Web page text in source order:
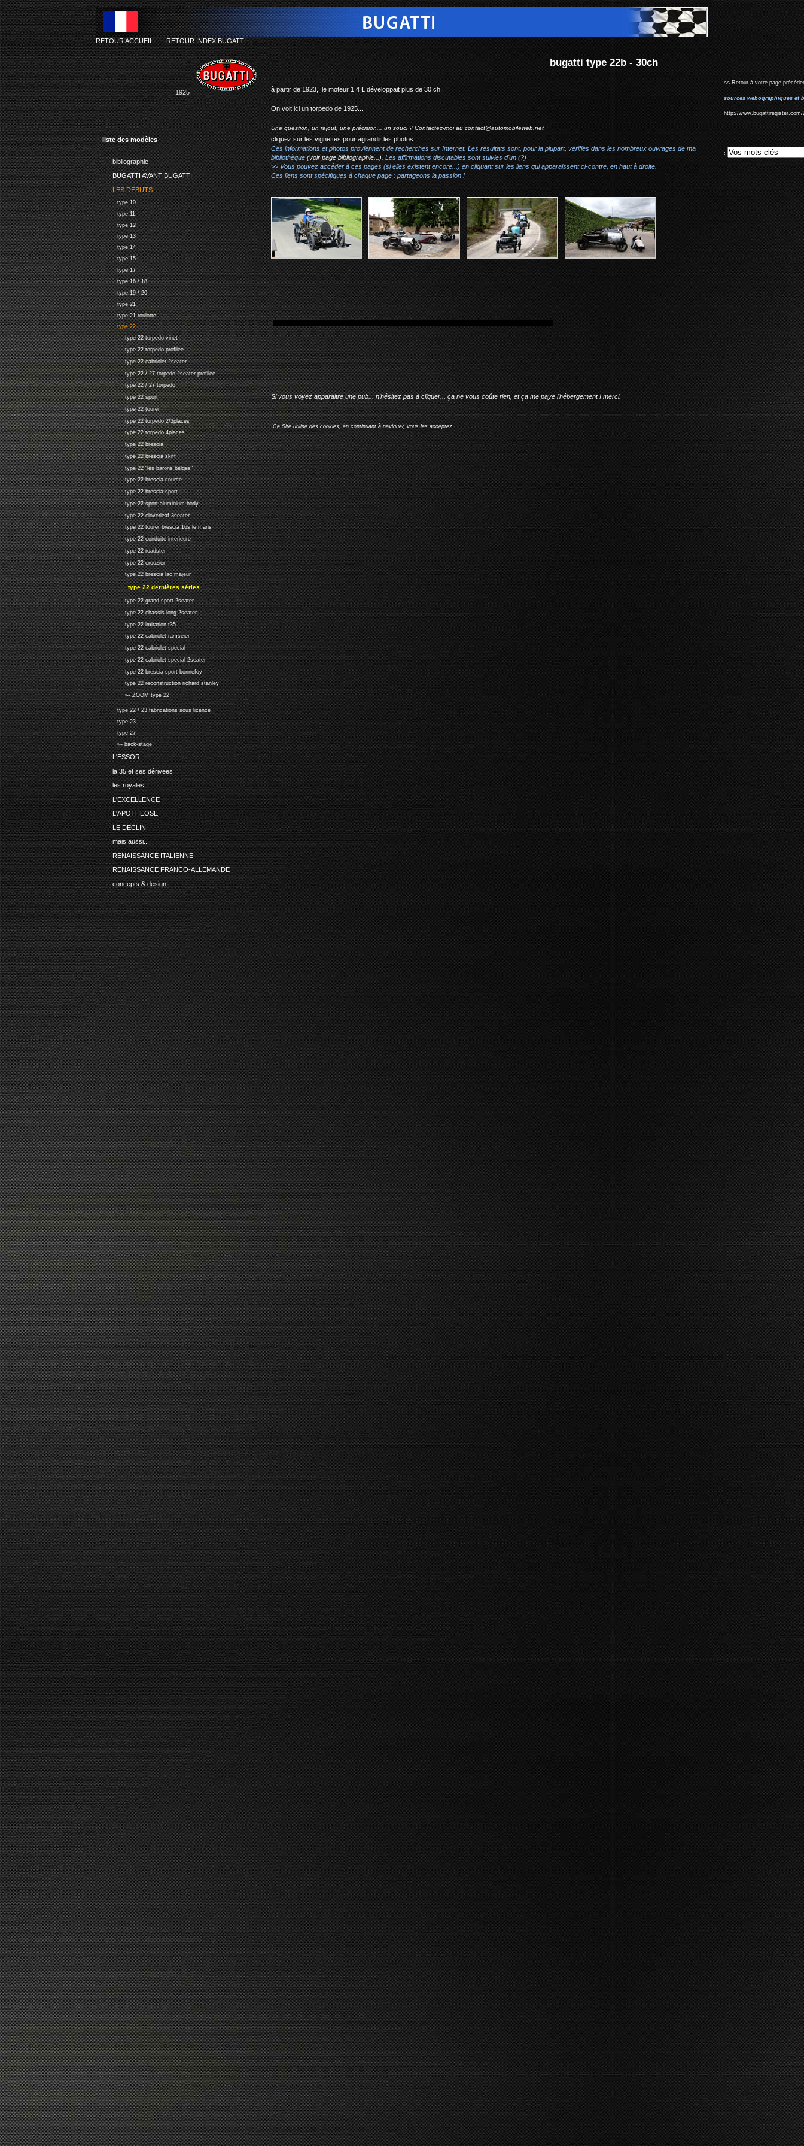
liste des modèles
bibliographie
BUGATTI AVANT BUGATTI
LES DEBUTS
type 10
type 11
type 12
type 13
type 14
type 15
type 17
type 16 / 18
type 19 / 20
type 21
type 21 roulotte
type 22
type 22 torpedo vinet
type 22 torpedo profilee
type 22 cabriolet 2seater
type 22 / 27 torpedo 2seater profilee
type 22 / 27 torpedo
type 22 sport
type 22 tourer
type 22 torpedo 2/3places
type 22 torpedo 4places
type 22 brescia
type 22 brescia skiff
type 22 "les barons belges"
type 22 brescia course
type 22 brescia sport
type 22 sport aluminium body
type 22 cloverleaf 3seater
type 22 tourer brescia 16s le mans
type 22 conduite interieure
type 22 roadster
type 22 crouzier
type 22 brescia lac majeur
type 22 dernières séries
type 22 grand-sport 2seater
type 22 chassis long 2seater
type 22 imitation t35
type 22 cabriolet ramseier
type 22 cabriolet special
type 22 cabriolet special 2seater
type 22 brescia sport bonnefoy
type 22 reconstruction richard stanley
•-- ZOOM type 22
type 22 / 23 fabrications sous licence
type 23
type 27
•-- back-stage
L'ESSOR
la 35 et ses dérivees
les royales
L'EXCELLENCE
L'APOTHEOSE
LE DECLIN
mais aussi...
RENAISSANCE ITALIENNE
RENAISSANCE FRANCO-ALLEMANDE
concepts & design
bugatti type 22b - 30ch
RETOUR ACCUEIL-RETOUR INDEX BUGATTI
1925 à partir de 1923, le moteur 1,4 L développait plus de 30 ch.
On voit ici un torpedo de 1925...
Une question, un rajout, une précision... un souci ? Contactez-moi aucontact@automobileweb.net
cliquez sur les vignettes pour agrandir les photos...
Ces informations et photos proviennent de recherches sur Internet. Les résultats sont, pour la plupart, vérifiés dans les nombreux ouvrages de ma
bibliothèque(voir page bibliographie...). Les affirmations discutables sont suivies d'un (?)
>> Vous pouvez accéder à ces pages (si elles existent encore...) en cliquant sur les liens qui apparaissent ci-contre, en haut à droite.
Ces liens sont spécifiques à chaque page : partageons la passion !
Si vous voyez apparaitre une pub... n'hésitez pas à cliquer... ça ne vous coûte rien, et ça me paye l'hébergement ! merci.
Ce Site utilise des cookies, en continuant à naviguer, vous les acceptez
<< Retour à votre page
sources webographiques et
http://
: